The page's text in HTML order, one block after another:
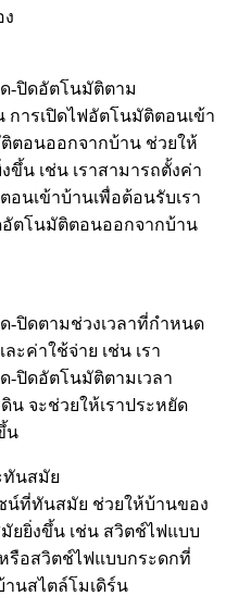
ง
-ปิดอัตโนมัติตาม
การเปิดไฟอัตโนมัติตอนเข้า
ตอนออกจากบ้าน ช่วยให้
ขึ้น เช่น เราสามารถตั้งค่า
นเข้าบ้านเพื่อต้อนรับเรา
ตโนมัติตอนออกจากบ้าน
-ปิดตามช่วงเวลาที่กำหนด
ะค่าใช้จ่าย เช่น เรา
-ปิดอัตโนมัติตามเวลา
จะช่วยให้เราประหยัด
น
ทันสมัย
น์ที่ทันสมัย ช่วยให้บ้านของ
ยยิ่งขึ้น เช่น สวิตช์ไฟแบบ
รือสวิตช์ไฟแบบกระดกที่
นสไตล์โมเดิร์น